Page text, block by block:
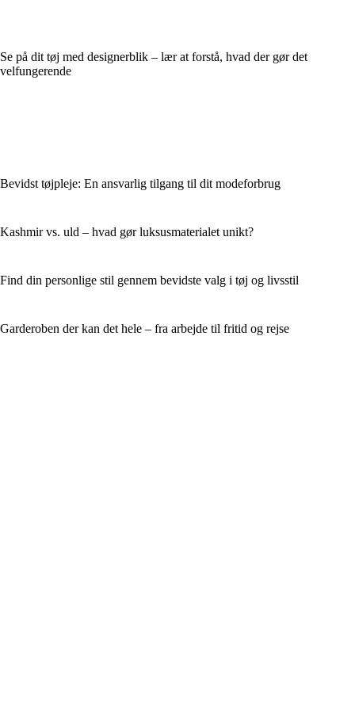
Se på dit tøj med designerblik – lær at forstå, hvad der gør det
velfungerende
Bevidst tøjpleje: En ansvarlig tilgang til dit modeforbrug
Kashmir vs. uld – hvad gør luksusmaterialet unikt?
Find din personlige stil gennem bevidste valg i tøj og livsstil
Garderoben der kan det hele – fra arbejde til fritid og rejse